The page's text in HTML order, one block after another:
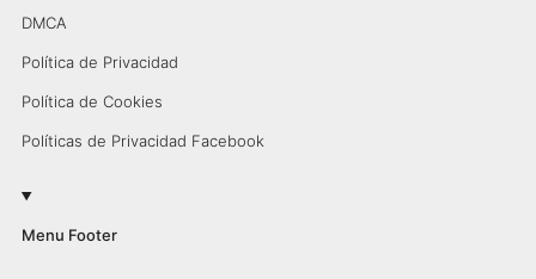
DMCA
Política de Privacidad
Política de Cookies
Políticas de Privacidad Facebook
Menu Footer